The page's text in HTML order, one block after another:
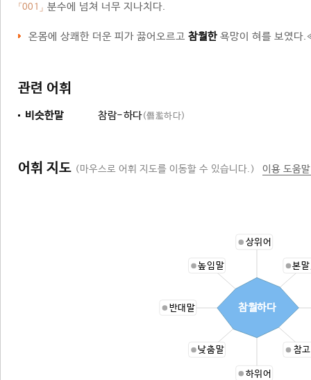
「001」 분수에 넘쳐 너무 지나치다.
온몸에 상쾌한 더운 피가 끓어오르고 참월한 욕망이 혀를 보였
관련 어휘
비슷한말 참람-하다(僭濫하다)
어휘 지도 (마우스로 어휘 지도를 이동할 수 있습니다.) 이용 도움
상위어
본
참
하위어
낮춤말
반대말
높임말
참월하다